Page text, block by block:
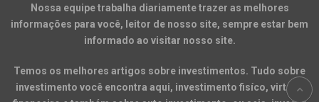
Nossa equipe trabalha diariamente trazer as melhores
informações para você, leitor de nosso site, sempre estar bem
informado ao visitar nosso site.
Temos os melhores artigos sobre investimentos. Tudo sobre
investimento você encontra aqui, investimento fisíco, virtual,